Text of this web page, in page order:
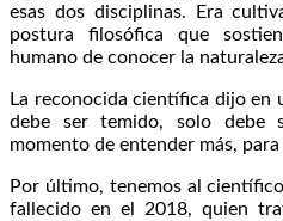
esas dos disciplinas. Era
postura filosófica que
humano de conocer la
La reconocida científica dijo en
debe ser temido, solo debe
momento de entender más,
Por último, tenemos al
fallecido en el 2018, quien